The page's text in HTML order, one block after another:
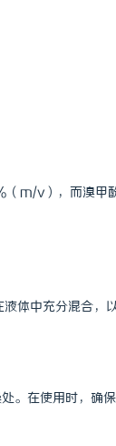
m/v），而溴甲
体中充分混合，
。在使用时，确